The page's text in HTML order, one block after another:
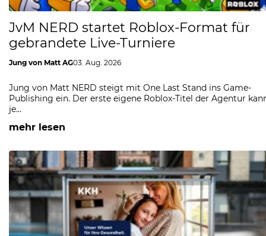
JvM NERD startet Roblox-Format für
gebrandete Live-Turniere
Jung von Matt AG03. Aug. 2026
Jung von Matt NERD steigt mit One Last Stand ins Game-
Publishing ein. Der erste eigene Roblox-Titel der Agentur
je…
mehr lesen